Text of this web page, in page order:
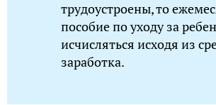
трудоустроены, то
пособие по уходу за
исчисляться исходя из
заработка.